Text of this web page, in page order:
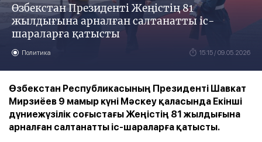
Өзбекстан Президенті Жеңістің 81
жылдығына арналған салтанатты іс-
шараларға қатысты
Политика 15:15 / 09.05.2026
Өзбекстан Республикасының Президенті Шавкат
Мирзиёев 9 мамыр күні Мәскеу қаласында Екінші
дүниежүзілік соғыстағы Жеңістің 81 жылдығына
арналған салтанатты іс-шараларға қатысты.